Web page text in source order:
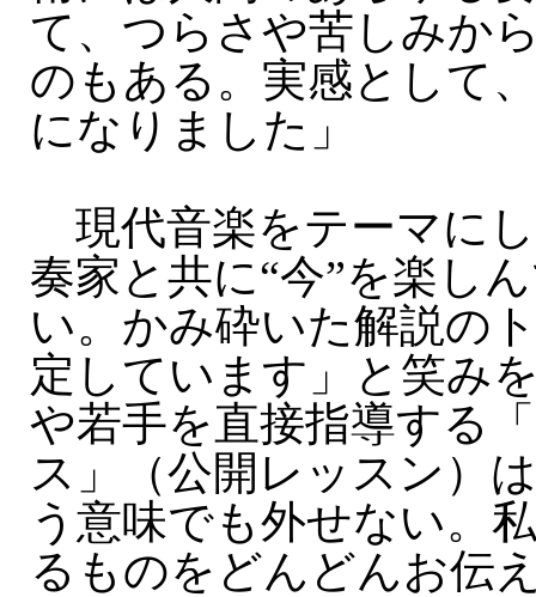
て、つらさや苦しみか
のもある。実感として
になりました」
現代音楽をテーマに
奏家と共に“今”を楽し
い。かみ砕いた解説の
定しています」と笑み
や若手を直接指導する
ス」（公開レッスン）
う意味でも外せない。
るものをどんどんお伝